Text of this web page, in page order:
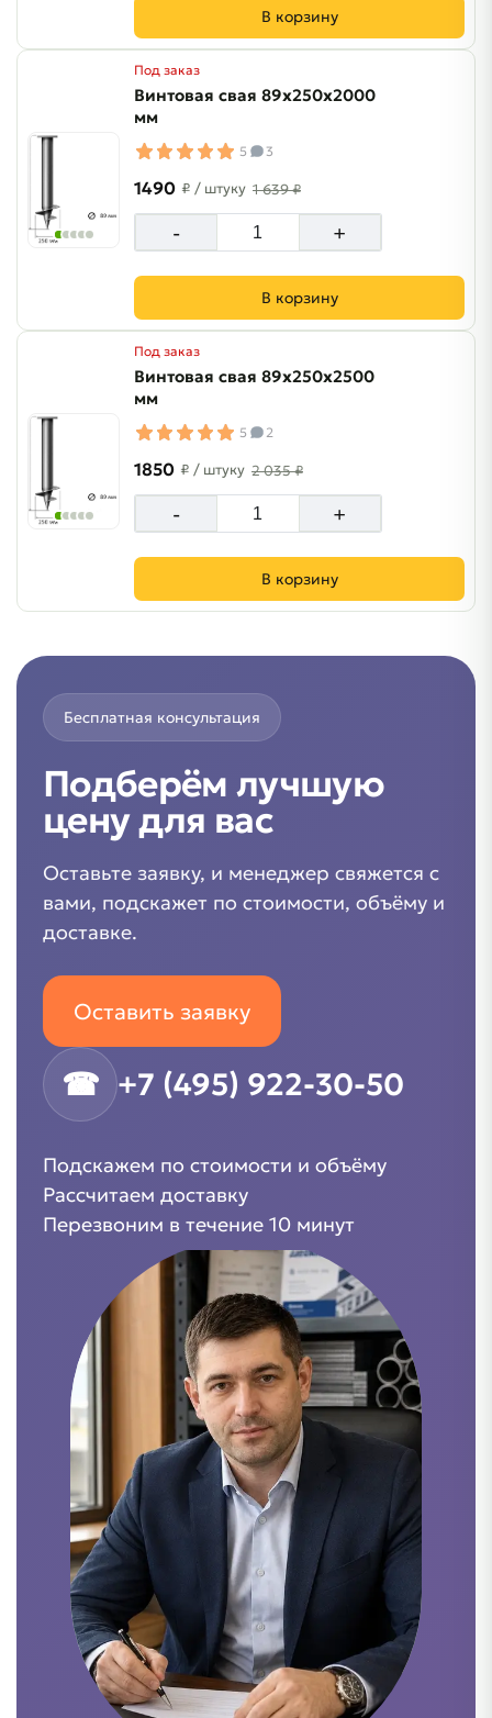
В корзину
Под заказ
Винтовая свая 89х250х2000
мм
5 3
1490 ₽ / штуку 1 639 ₽
- +
В корзину
Под заказ
Винтовая свая 89х250х2500
мм
5 2
1850 ₽ / штуку 2 035 ₽
- +
В корзину
Бесплатная консультация
Подберём лучшую
цену для вас
Оставьте заявку, и менеджер свяжется с
вами, подскажет по стоимости, объёму и
доставке.
Оставить заявку
☎ +7 (495) 922-30-50
Подскажем по стоимости и объёму
Рассчитаем доставку
Перезвоним в течение 10 минут